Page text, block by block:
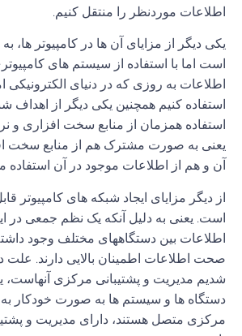
اطلاعات موردنظر را منتقل کنیم.
یکی دیگر از مزایای آن ها در کامپیوتر ها،
است اما با استفاده از سیستم های
اطلاعات به روزی که در دنیای الکترونیکی
استفاده کنیم همچنین یکی دیگر از اهداف
استفاده همزمان از منابع سخت افزاری و
یعنی به صورت مشترک هم از منابع سخت
آن و هم از اطلاعات موجود در آن استفاده
از دیگر مزایای ایجاد شبکههای کامپیوتر
است. یعنی به دلیل آنکه یک نظم جمعی در
اطلاعات بین دستگاههای مختلف وجود
صحت اطلاعات اطمینان بالایی دارند. علت
شدیم مدیریت و پشتیبانی مرکزی آنهاست،
دستگاه ها و سیستم ها به صورت خودکار به
مرکزی متصل هستند، دارای مدیریت و